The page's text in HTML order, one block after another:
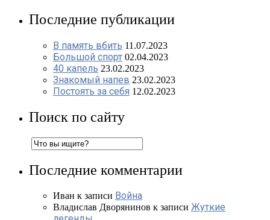
Последние публикации
В память вбить 11.07.2023
Большой спорт 02.04.2023
40 капель 23.02.2023
Знакомый напев 23.02.2023
Постоять за себя 12.02.2023
Поиск по сайту
Последние комментарии
Иван к записи Война
Владислав Дворянинов к записи Жуткие